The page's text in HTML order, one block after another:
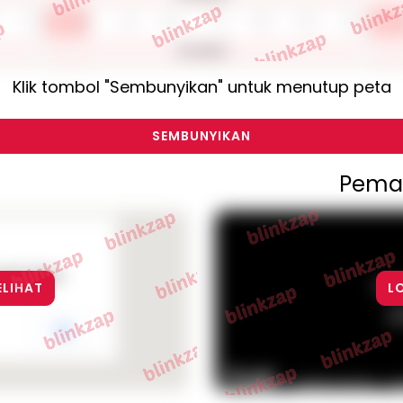
Klik tombol "Sembunyikan" untuk menutup peta
SEMBUNYIKAN
Maps
OK
Keyboard shortcuts